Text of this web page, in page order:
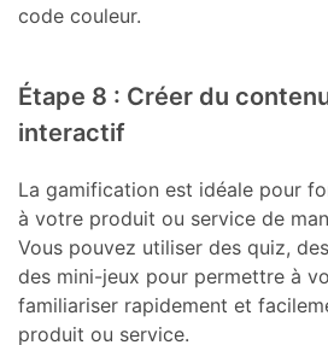
code couleur.
Étape 8 : Créer du
interactif
La gamification est idéale pour
à votre produit ou service de
Vous pouvez utiliser des quiz,
des mini-jeux pour permettre à
familiariser rapidement et
produit ou service.